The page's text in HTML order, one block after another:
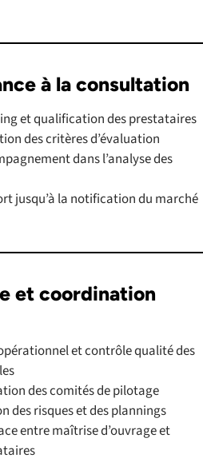
à la consultation
et qualification des prestataires
des critères d’évaluation
dans l’analyse des
jusqu’à la notification du marché
et coordination
et contrôle qualité des
des comités de pilotage
des risques et des plannings
entre maîtrise d’ouvrage et